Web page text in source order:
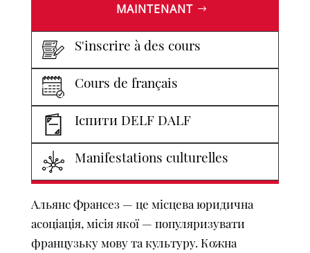
MAINTENANT
S'inscrire à des cours
Cours de français
Іспити DELF DALF
Manifestations culturelles
Альянс Франсез — це місцева юридична
асоціація, місія якої — популяризувати
французьку мову та культуру. Кожна